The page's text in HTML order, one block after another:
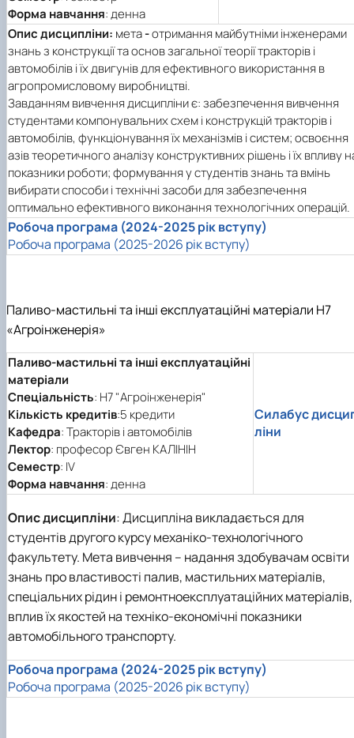
Форма навчання: денна
Опис дисципліни: мета-отримання майбутніми інженерами
знань з конструкції та основ загальної теорії тракторів і
автомобілів і їх двигунів для ефективного використання в
агропромисловому виробництві.
Завданням вивчення дисципліни є: забезпечення вивчення
студентами компонувальних схем і конструкцій тракторів і
автомобілів, функціонування їх механізмів і систем; освоєння
азів теоретичного аналізу конструктивних рішень і їх впливу
показники роботи; формування у студентів знань та вмінь
вибирати способи і технічні засоби для забезпечення
оптимально ефективного виконання технологічних операцій.
Робоча програма (2024-2025 рік вступу)
Робоча програма (2025-2026 рік вступу)
Паливо-мастильні та інші експлуатаційні матеріали Н7
«Агроінженерія»
Паливо-мастильні та інші експлуатаційні
матеріали
Спеціальність: Н7 "Агроінженерія"
Кількість кредитів:5 кредити
Кафедра: Тракторів і автомобілів
Лектор: професор Євген КАЛІНІН
Семестр: ІV
Форма навчання: денна
Силабус
ліни
Опис дисципліни:Дисципліна викладається для
студентів другого курсу механіко-технологічного
факультету. Мета вивчення – надання здобувачам освіти
знань про властивості палив, мастильних матеріалів,
спеціальних рідин і ремонтноексплуатаційних матеріалів,
вплив їх якостей на техніко-економічні показники
автомобільного транспорту.
Робоча програма (2024-2025 рік вступу)
Робоча програма (2025-2026 рік вступу)